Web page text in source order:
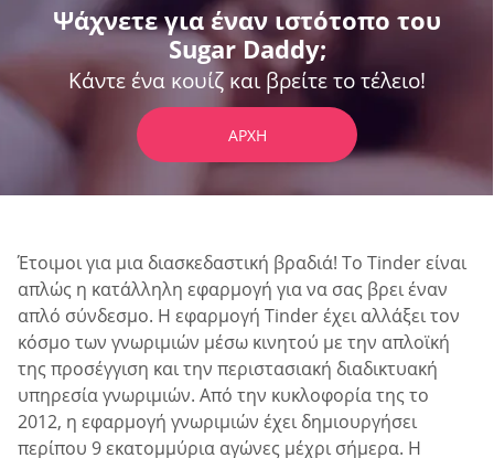
Ψάχνετε για έναν ιστότοπο του
Sugar Daddy;
Κάντε ένα κουίζ και βρείτε το τέλειο!
ΑΡΧΉ
Έτοιμοι για μια διασκεδαστική βραδιά! Το Tinder είναι
απλώς η κατάλληλη εφαρμογή για να σας βρει έναν
απλό σύνδεσμο. Η εφαρμογή Tinder έχει αλλάξει τον
κόσμο των γνωριμιών μέσω κινητού με την απλοϊκή
της προσέγγιση και την περιστασιακή διαδικτυακή
υπηρεσία γνωριμιών. Από την κυκλοφορία της το
2012, η εφαρμογή γνωριμιών έχει δημιουργήσει
περίπου 9 εκατομμύρια αγώνες μέχρι σήμερα. Η